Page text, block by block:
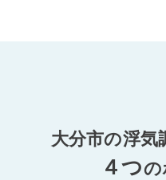
大分市の浮気
４つの